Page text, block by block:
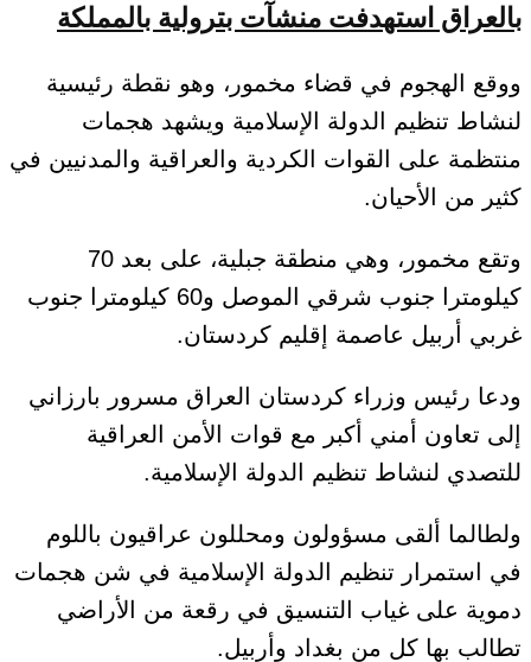
بالعراق استهدفت منشآت بترولية بالمملكة
ووقع الهجوم في قضاء مخمور، وهو نقطة رئيسية
لنشاط تنظيم الدولة الإسلامية ويشهد هجمات
منتظمة على القوات الكردية والعراقية والمدنيين في
كثير من الأحيان.
وتقع مخمور، وهي منطقة جبلية، على بعد 70
كيلومترا جنوب شرقي الموصل و60 كيلومترا جنوب
غربي أربيل عاصمة إقليم كردستان.
ودعا رئيس وزراء كردستان العراق مسرور بارزاني
إلى تعاون أمني أكبر مع قوات الأمن العراقية
للتصدي لنشاط تنظيم الدولة الإسلامية.
ولطالما ألقى مسؤولون ومحللون عراقيون باللوم
في استمرار تنظيم الدولة الإسلامية في شن هجمات
دموية على غياب التنسيق في رقعة من الأراضي
تطالب بها كل من بغداد وأربيل.